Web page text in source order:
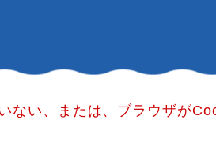
い、または、ブラウザが